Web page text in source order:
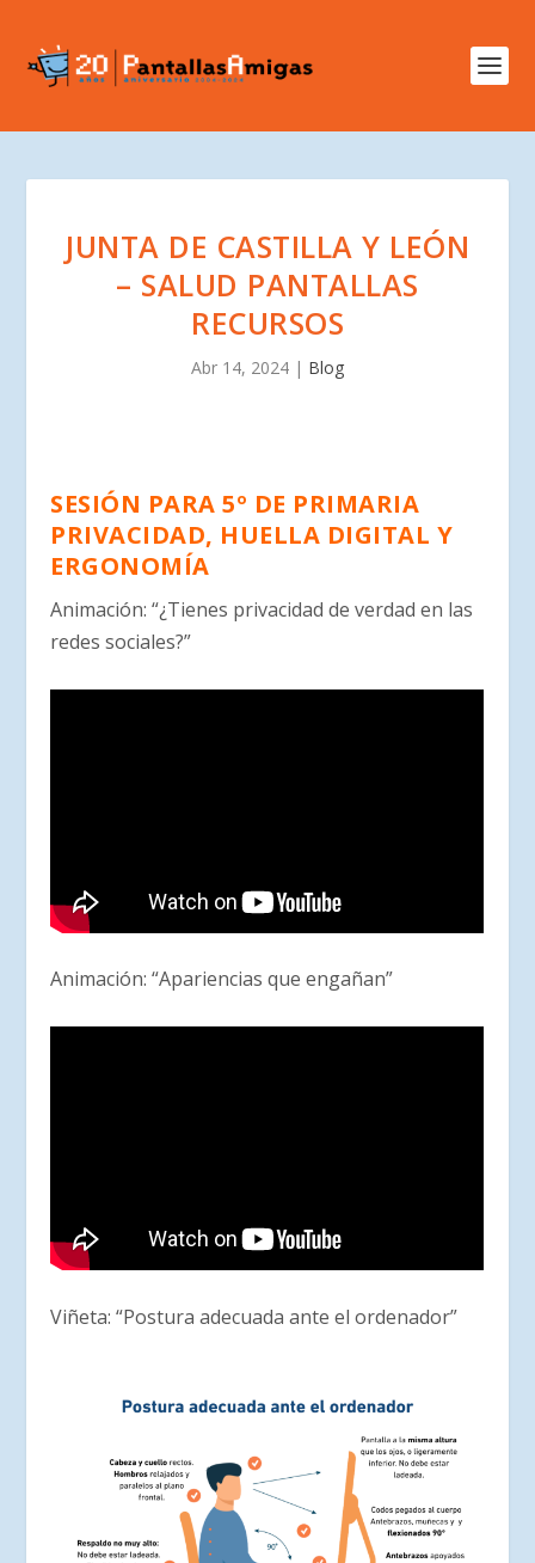
JUNTA DE CASTILLA Y LEÓN
– SALUD PANTALLAS
RECURSOS
Abr 14, 2024 | Blog
SESIÓN PARA 5º DE PRIMARIA
PRIVACIDAD, HUELLA DIGITAL Y
ERGONOMÍA
Animación: “¿Tienes privacidad de verdad en las
redes sociales?”
Animación: “Apariencias que engañan”
Viñeta: “Postura adecuada ante el ordenador”